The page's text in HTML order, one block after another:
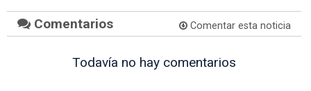
Comentarios Comentar esta noticia
Todavía no hay comentarios